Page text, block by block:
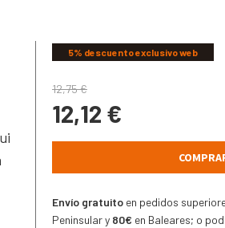
5% descuento exclusivo web
12,75€
12,12 €
Envío gratuito en pedidos
Peninsular y 80€ en Baleares; o